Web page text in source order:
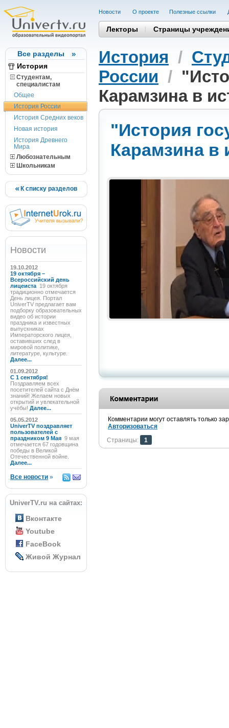
Все разделы
История
Студентам,
cпециалистам
Общее
История России
История Средних веков
Новая история
История Древнего
Мира
Любознательным
Школьникам
К списку разделов
Новости
19.10.2012
19 октября –
Всероссийский день
лицеиста 19 октября
традиционно отмечается
День лицея. Портал
UniverTV предлагает вам
подборку образовательных
видео об истории
праздника и известных
выпускниках
Императорского лицея,
оставивших след в
мировой политике,
литературе, культуре.
Далее...
01.09.2012
C 1 сентября!
Поздравляем всех
посетителей сайта с Днём
знаний! Желаем новых
открытий и увлекательной
учёбы! Далее...
05.05.2012
UniverTV поздравляет
пользователей с
праздником 9 Мая 9 мая
отмечается 67 годовщина
победы в Великой
Отечественной войне.
Далее...
Все новости »
UniverTV.ru на сайтах:
Вконтакте
Youtube
FaceBook
Живой Журнал
Новости О проекте Полезные cсылки
Лекторы Страницы
История /
России /
Карамзина в
"История
Карамзина в
Комментарии могут оставлять только
Авторизоваться
Страницы:
1